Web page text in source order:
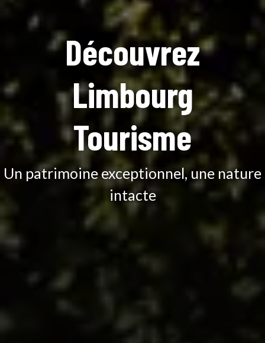
Découvrez
Limbourg
Tourisme
Un patrimoine exceptionnel, une nature
intacte